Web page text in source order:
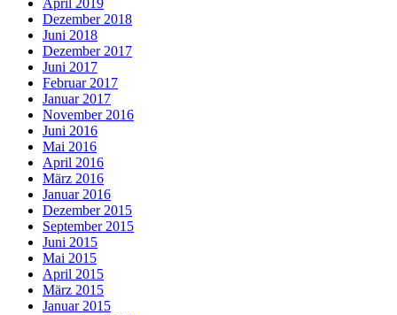
April 2019
Dezember 2018
Juni 2018
Dezember 2017
Juni 2017
Februar 2017
Januar 2017
November 2016
Juni 2016
Mai 2016
April 2016
März 2016
Januar 2016
Dezember 2015
September 2015
Juni 2015
Mai 2015
April 2015
März 2015
Januar 2015